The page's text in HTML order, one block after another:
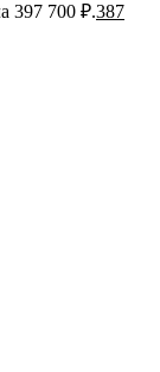
397 700 ₽.387